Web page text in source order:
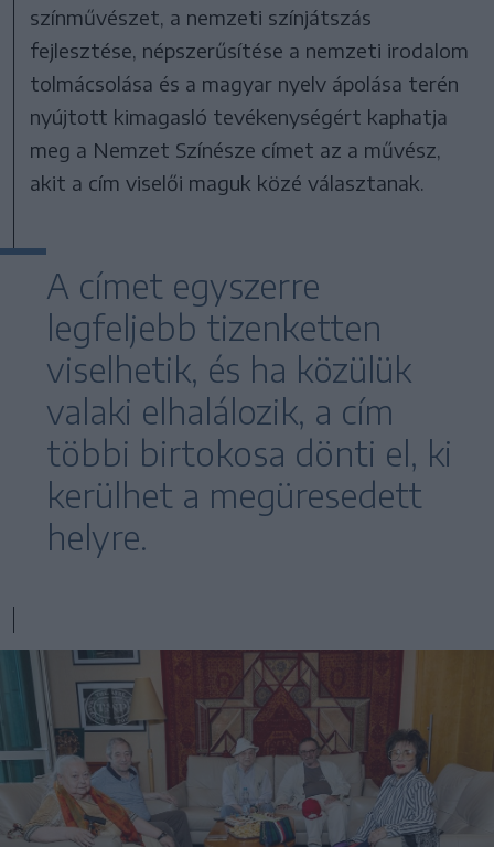
színművészet, a nemzeti színjátszás
fejlesztése, népszerűsítése a nemzeti irodalom
tolmácsolása és a magyar nyelv ápolása terén
nyújtott kimagasló tevékenységért kaphatja
meg a Nemzet Színésze címet az a művész,
akit a cím viselői maguk közé választanak.
A címet egyszerre
legfeljebb tizenketten
viselhetik, és ha közülük
valaki elhalálozik, a cím
többi birtokosa dönti el, ki
kerülhet a megüresedett
helyre.